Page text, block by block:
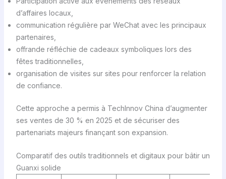
d’affaires locaux,
communication régulière par WeChat avec les principaux
partenaires,
offrande réfléchie de cadeaux symboliques lors des
fêtes traditionnelles,
organisation de visites sur sites pour renforcer la relation
de confiance.
Cette approche a permis à TechInnov China d’augmenter
ses ventes de 30 % en 2025 et de sécuriser des
partenariats majeurs finançant son expansion.
Comparatif des outils traditionnels et digitaux pour bâtir un
Guanxi solide